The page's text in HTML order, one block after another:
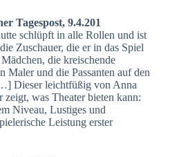
Tagespost, 9.4.201
schlüpft in alle Rollen und ist
Zuschauer, die er in das Spiel
die kreischende
Maler und die Passanten auf den
Dieser leichtfüßig von Anna
zeigt, was Theater bieten kann:
Niveau, Lustiges und
Leistung erster